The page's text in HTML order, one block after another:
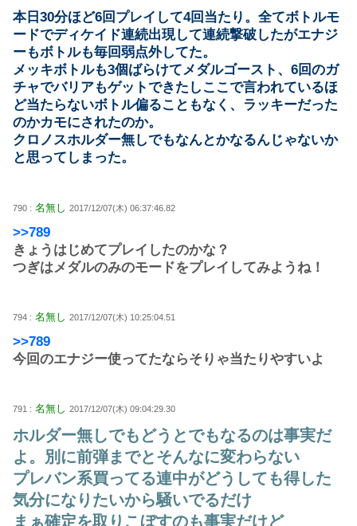
本日30分ほど6回プレイして4回当たり。全てボトルモ
ードでディケイド連続出現して連続撃破したがエナジ
ーもボトルも毎回弱点外してた。
メッキボトルも3個ばらけてメダルゴースト、6回のガ
チャでバリアもゲットできたしここで言われているほ
ど当たらないボトル偏ることもなく、ラッキーだった
のかカモにされたのか。
クロノスホルダー無しでもなんとかなるんじゃないか
と思ってしまった。
790 : 名無し 2017/12/07(木) 06:37:46.82
>>789
きょうはじめてプレイしたのかな？
つぎはメダルのみのモードをプレイしてみようね！
794 : 名無し 2017/12/07(木) 10:25:04.51
>>789
今回のエナジー使ってたならそりゃ当たりやすいよ
791 : 名無し 2017/12/07(木) 09:04:29.30
ホルダー無しでもどうとでもなるのは事実だ
よ。別に前弾までとそんなに変わらない
プレバン系買ってる連中がどうしても得した
気分になりたいから騒いでるだけ
まぁ確定を取りこぼすのも事実だけど